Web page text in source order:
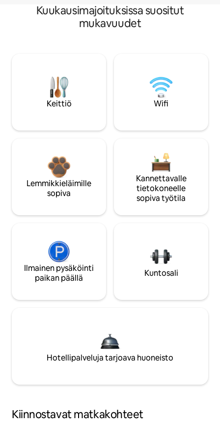
Kuukausimajoituksissa suositut
mukavuudet
Keittiö Wifi
Lemmikkieläimille
sopiva
Kannettavalle
tietokoneelle
sopiva työtila
Ilmainen pysäköinti
paikan päällä
Kuntosali
Hotellipalveluja tarjoava huoneisto
Kiinnostavat matkakohteet